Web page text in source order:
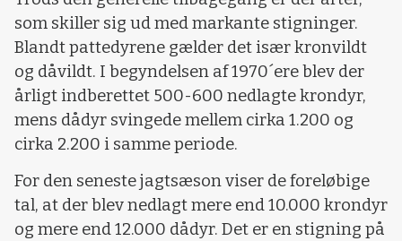
som skiller sig ud med markante stigninger.
Blandt pattedyrene gælder det især kronvildt
og dåvildt. I begyndelsen af 1970´ere blev der
årligt indberettet 500-600 nedlagte krondyr,
mens dådyr svingede mellem cirka 1.200 og
cirka 2.200 i samme periode.
For den seneste jagtsæson viser de foreløbige
tal, at der blev nedlagt mere end 10.000 krondyr
og mere end 12.000 dådyr. Det er en stigning på